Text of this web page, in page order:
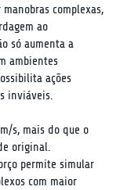
complexas,
ao
só aumenta a
ambientes
ações
inviáveis.
s, mais do que o
original.
permite simular
com maior